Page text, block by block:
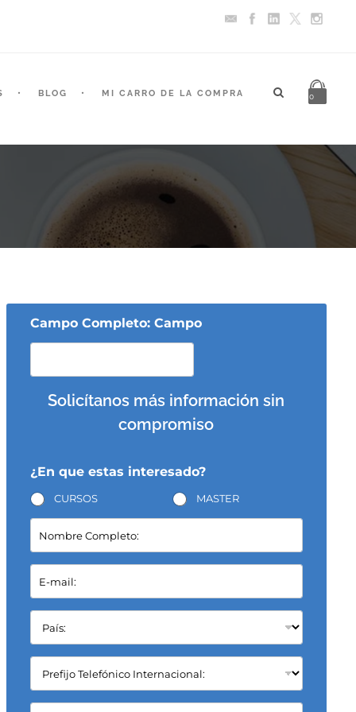
BLOG MI CARRO DE LA COMPRA 0
Campo Completo: Campo
Solicítanos más información sin
compromiso
¿En que estas interesado?
CURSOS MASTER
N
m
b
e
C
m
p
e
t
E
m
a
l
*
P
í
s
*
C
m
p